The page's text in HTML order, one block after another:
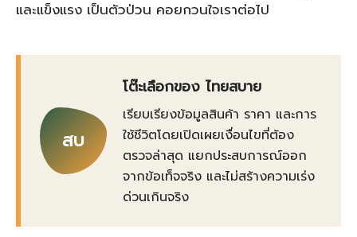
และแข็งแรง เป็นตัวป่วน คอยกวนใจเราต่อไป
สบ
โต๊ะเลือกของ ไทยสบาย
เรียบเรียงข้อมูลสินค้า ราคา และการ
ใช้ชีวิตโดยเปิดเผยเงื่อนไขที่ต้อง
ตรวจล่าสุด แยกประสบการณ์ออก
จากข้อเท็จจริง และไม่สร้างความเร่ง
ด่วนเกินจริง